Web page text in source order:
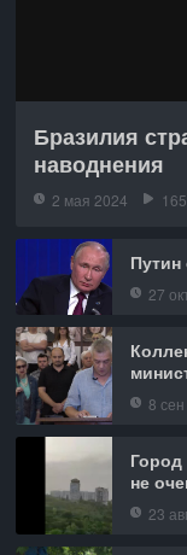
Бразилия
наводнения
2 мая 2024
27
8
Город
не
23